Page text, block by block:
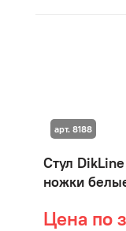
Стул
ножки
Цена по
арт. 8188